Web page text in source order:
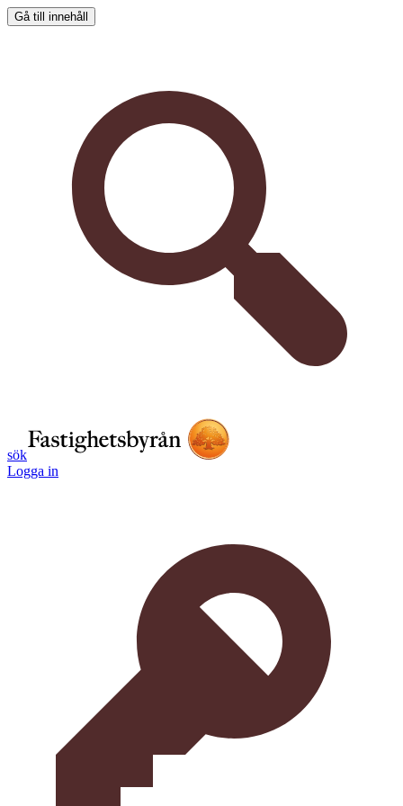
Gå till innehåll
sök
Logga in